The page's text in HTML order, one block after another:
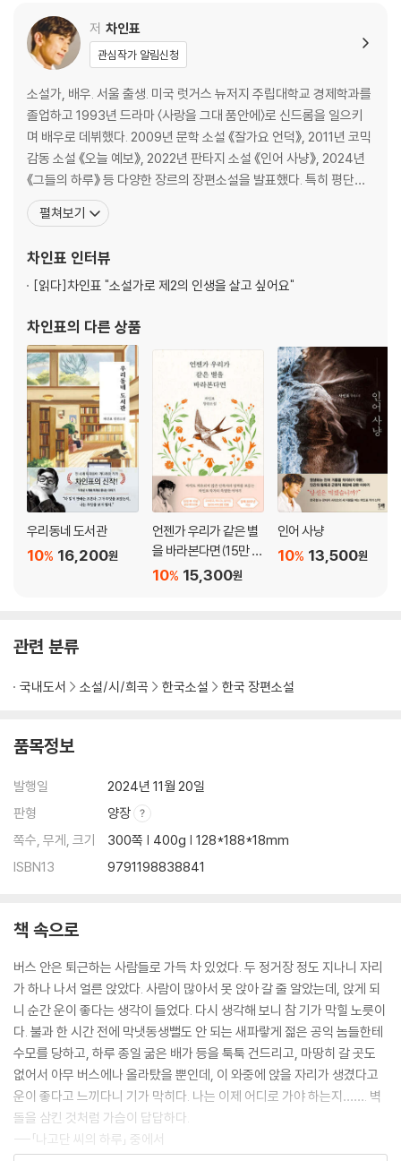
박대수 씨의 하루
오후
해 질 무렵
독자의 하루
오전
오후
20년 후, 그들의 하루
저 차인표
관심작가 알림신청
소설가, 배우. 서울 출생. 미국 럿거스 뉴저지 주립대학교 경제학과를
졸업하고 1993년 드라마 〈사랑을 그대 품안에〉로 신드롬을 일으키
며 배우로 데뷔했다. 2009년 문학 소설 《잘가요 언덕》, 2011년 코믹
감동 소설 《오늘 예보》, 2022년 판타지 소설 《인어 사냥》, 2024년
《그들의 하루》 등 다양한 장르의 장편소설을 발표했다. 특히 평단의
호평을 받은 《잘가요 언덕》의 개정판 《언젠가 우리가 같은 별을 바라
본다면》은 영국 옥스퍼드 대학교 한국학 필수 교재로 선정되었으며,
재로 사용되고
펼쳐보기
차인표 인터뷰
[읽다]차인표 "소설가로 제2의 인생을 살고 싶어요"
차인표의 다른 상품
우리동네 도서관
16,200원
10%
언젠가 우리가 같은 별
을 바라본다면(15만 부
기념 양장 에디션)
15,300원
10%
인어 사냥
13,500원
10%
관련 분류
국내도서 소설/시/희곡 한국소설 한국 장편소설
품목정보
발행일
2024년 11월 20일
판형
양장
쪽수, 무게, 크기
300쪽 | 400g | 128*188*18mm
ISBN13
9791198838841
책 속으로
버스 안은 퇴근하는 사람들로 가득 차 있었다. 두 정거장 정도 지나니 자리
가 하나 나서 얼른 앉았다. 사람이 많아서 못 앉아 갈 줄 알았는데, 앉게 되
니 순간 운이 좋다는 생각이 들었다. 다시 생각해 보니 참 기가 막힐 노릇이
다. 불과 한 시간 전에 막냇동생뻘도 안 되는 새파랗게 젊은 공익 놈들한테
수모를 당하고, 하루 종일 굶은 배가 등을 툭툭 건드리고, 마땅히 갈 곳도
없어서 아무 버스에나 올라탔을 뿐인데, 이 와중에 앉을 자리가 생겼다고
운이 좋다고 느끼다니 기가 막히다. 나는 이제 어디로 가야 하는지……. 벽
돌을 삼킨 것처럼 가슴이 답답하다.
---「나고단 씨의 하루」 중에서